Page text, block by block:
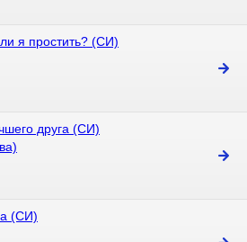
я простить? (СИ)
друга (СИ)
(СИ)